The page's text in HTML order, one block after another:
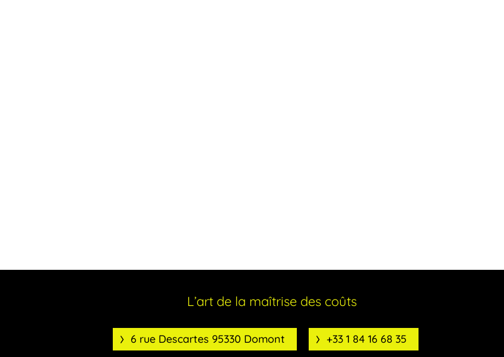
L’art de la maîtrise des coûts
6 rue Descartes 95330 Domont +33 1 84 16 68 35